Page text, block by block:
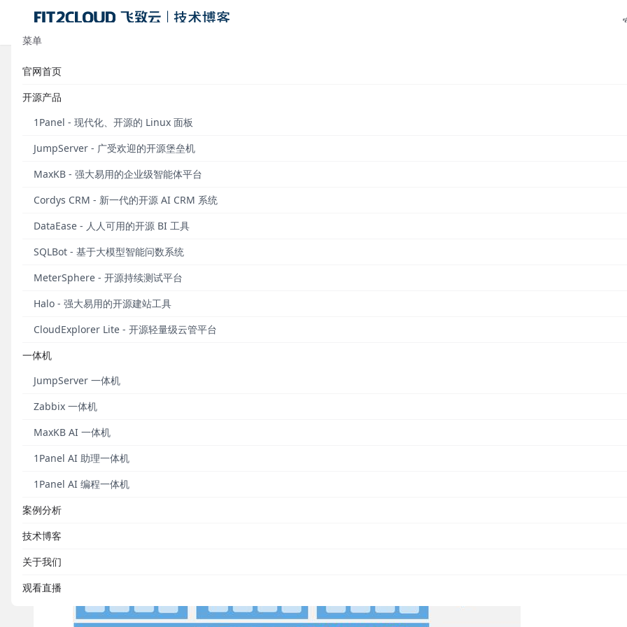
菜单
官网首页
开源产品
1Panel - 现代化、开源的 Linux 面板
JumpServer - 广受欢迎的开源堡垒机
MaxKB - 强大易用的企业级智能体平台
Cordys CRM - 新一代的开源 AI CRM 系统
DataEase - 人人可用的开源 BI 工具
SQLBot - 基于大模型智能问数系统
MeterSphere - 开源持续测试平台
Halo - 强大易用的开源建站工具
CloudExplorer Lite - 开源轻量级云管平台
一体机
JumpServer 一体机
Zabbix 一体机
MaxKB AI 一体机
1Panel AI 助理一体机
1Panel AI 编程一体机
案例分析
技术博客
关于我们
观看直播
交付轻量级KVM管理，FIT2CLOUD云管理平台新增Proxmox插件
发布于 2017年08月24日
在云计算时代，后来居上的KVM(Kernel-based Virtual Machine)成为越来越多企业客户首选的虚拟化引擎。在企业级IT
的开源堆栈中，KVM是一个重要的基础模块，它不仅赢得了OpenStack开源云架构的支持，同时还被很多的公有云服务
作为底层的虚拟化引擎。KVM正在成为企业环境中主流的虚拟化平台，伴随着应用规模的不断扩充，KVM的管理挑战也
如何对KVM进行有效的管理，从而确保虚拟化资源的高质量使用与交付?
OpenStack开源云平台是一个合理的选择。但OpenStack的部署和运维相对复杂，它具备面向多种虚拟化引擎的管理能
业客户针对KVM虚拟化场景的管理需求。
作为一款轻量级的虚拟化管理平台，Proxmox能够同时管理KVM和基于Linux的容器虚拟化技术——LXC两种虚拟化环
境。与同类产品相比，Proxmox的功能更加集中、稳定性高，并提供了完备的API接口，正在被广泛应用于针对KVM虚
近日，中国领先的企业级云管理平台提供商FIT2CLOUD(飞致云)宣布，FIT2CLOUD云管理平台(CMP)通过新增
插件的方式实现了对KVM虚拟化环境的管理支持。